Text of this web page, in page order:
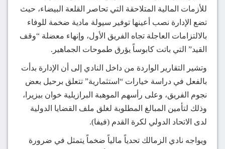
للأزمات المالية المتلاحقة التي تحاصر القلعة البيضاء، حيث
تضع الإدارة نصب أعينها توفير سيولة مادية ضخمة للوفاء
بالالتزامات العاجلة تجاه الفريق الأول، وإنهاء معضلة “وقف
القيد” التي باتت كابوساً يؤرق طموحات الجماهير.
وتشير التقارير الواردة من داخل النادي إلى أن الإدارة بدأت
بالفعل في دراسة خيارات “استثمارية” تتعلق برحيل بعض
نجوم الفريق، وعلى رأسهم الموهبة البرازيلية خوان بيزيرا،
وذلك لتأمين المبالغ المطلوبة لغلق ملف القضايا الدولية
لدى الاتحاد الدولي لكرة القدم (فيفا).
ويواجه نادي الزمالك تحدياً مالياً ضخماً يتمثل في ضرورة